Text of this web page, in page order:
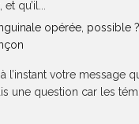
qu’il...
opérée, possible ?
l’instant votre message
une question car les